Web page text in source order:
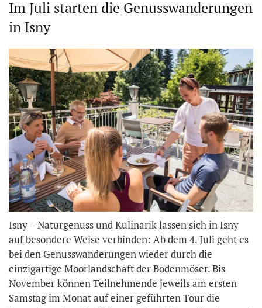
Im Juli starten die Genusswanderungen
in Isny
Isny – Naturgenuss und Kulinarik lassen sich in Isny
auf besondere Weise verbinden: Ab dem 4. Juli geht es
bei den Genusswanderungen wieder durch die
einzigartige Moorlandschaft der Bodenmöser. Bis
November können Teilnehmende jeweils am ersten
Samstag im Monat auf einer geführten Tour die